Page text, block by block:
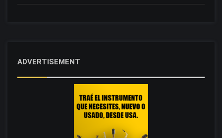
ADVERTISEMENT